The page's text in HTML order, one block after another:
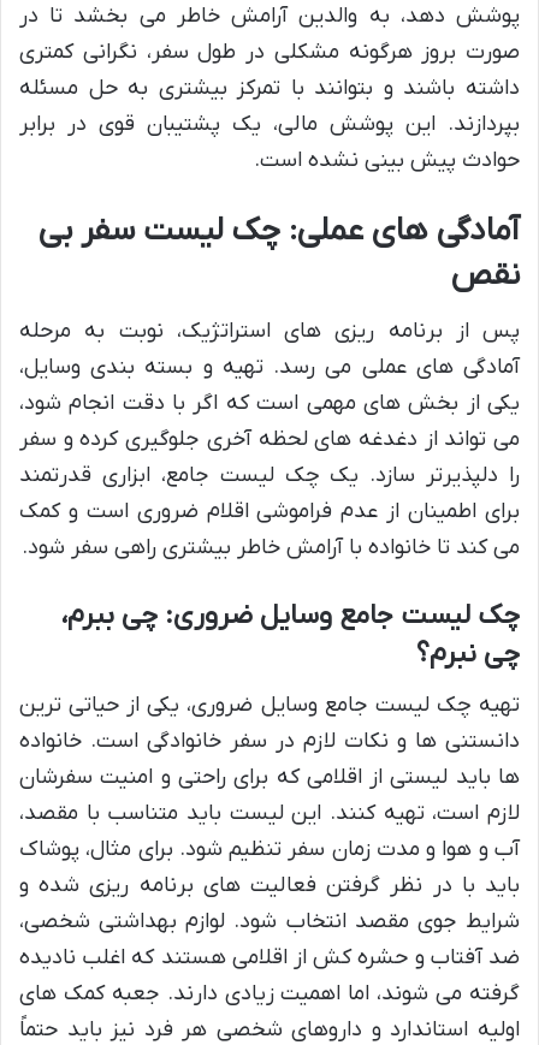
پوشش دهد، به والدین آرامش خاطر می بخشد تا در
صورت بروز هرگونه مشکلی در طول سفر، نگرانی کمتری
داشته باشند و بتوانند با تمرکز بیشتری به حل مسئله
بپردازند. این پوشش مالی، یک پشتیبان قوی در برابر
حوادث پیش بینی نشده است.
آمادگی های عملی: چک لیست سفر بی
نقص
پس از برنامه ریزی های استراتژیک، نوبت به مرحله
آمادگی های عملی می رسد. تهیه و بسته بندی وسایل،
یکی از بخش های مهمی است که اگر با دقت انجام شود،
می تواند از دغدغه های لحظه آخری جلوگیری کرده و سفر
را دلپذیرتر سازد. یک چک لیست جامع، ابزاری قدرتمند
برای اطمینان از عدم فراموشی اقلام ضروری است و کمک
می کند تا خانواده با آرامش خاطر بیشتری راهی سفر شود.
چک لیست جامع وسایل ضروری: چی ببرم،
چی نبرم؟
تهیه چک لیست جامع وسایل ضروری، یکی از حیاتی ترین
دانستنی ها و نکات لازم در سفر خانوادگی است. خانواده
ها باید لیستی از اقلامی که برای راحتی و امنیت سفرشان
لازم است، تهیه کنند. این لیست باید متناسب با مقصد،
آب و هوا و مدت زمان سفر تنظیم شود. برای مثال، پوشاک
باید با در نظر گرفتن فعالیت های برنامه ریزی شده و
شرایط جوی مقصد انتخاب شود. لوازم بهداشتی شخصی،
ضد آفتاب و حشره کش از اقلامی هستند که اغلب نادیده
گرفته می شوند، اما اهمیت زیادی دارند. جعبه کمک های
اولیه استاندارد و داروهای شخصی هر فرد نیز باید حتماً